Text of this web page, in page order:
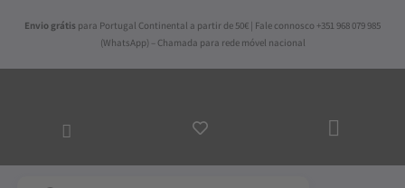
Envio grátis para Portugal Continental a partir de 50€ | Fale connosco +351 968 079 985
(WhatsApp) – Chamada para rede móvel nacional
AO